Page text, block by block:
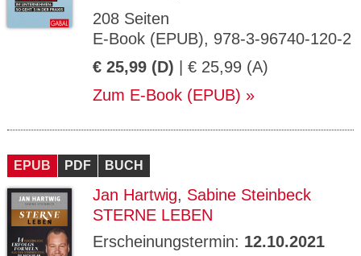
208 Seiten
E-Book (EPUB), 978-3-96740-120-2
€ 25,99 (D) | € 25,99 (A)
Zum E-Book (EPUB)
EPUB PDF BUCH
Jan Hartwig, Sabine Steinbeck
STERNE LEBEN
Erscheinungstermin: 12.10.2021